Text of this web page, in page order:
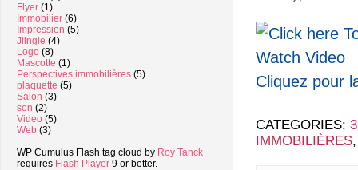
Cliquez pour
CATEGORIES:
IMMOBILIÈRES
Flyer (1)
Immobilier (6)
Impression (5)
Jiingle (4)
Logo (8)
Mascotte (1)
Perspectives immobilières (5)
plaquette (5)
Salon (3)
son (2)
Video (5)
Web (3)
WP Cumulus Flash tag cloud by Roy Tanck
requires Flash Player 9 or better.